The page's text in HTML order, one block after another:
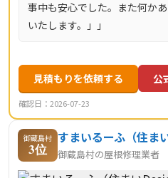
事中も安心でした。また何か
いたします。」」
見積もりを依頼する 公
確認日：2026-07-23
御蔵島村
3位
すまいるーふ（住ま
御蔵島村の屋根修理業者